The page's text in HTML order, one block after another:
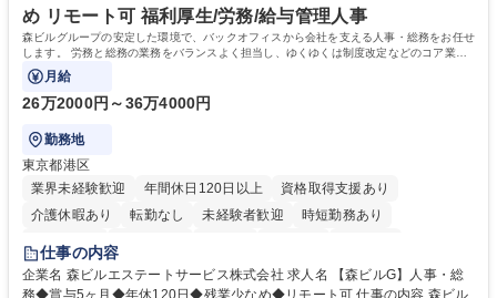
め リモート可 福利厚生/労務/給与管理人事
森ビルグループの安定した環境で、バックオフィスから会社を支える人事・総務をお任せ
します。 労務と総務の業務をバランスよく担当し、ゆくゆくは制度改定などのコア業務
にも挑戦できる、やりがいある環境です。
月給
26万2000円～36万4000円
勤務地
東京都港区
業界未経験歓迎
年間休日120日以上
資格取得支援あり
介護休暇あり
転勤なし 未経験者歓迎
時短勤務あり
経験者歓迎
完全週休2日制
交通費支給 長期歓迎 駅近5分以内 土日祝休み
仕事の内容
企業名 森ビルエステートサービス株式会社 求人名 【森ビルG】人事・総
務◆賞与5ヶ月◆年休120日◆残業少なめ◆リモート可 仕事の内容 森ビル